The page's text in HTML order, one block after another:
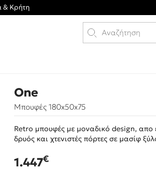
& Κρήτη
One
Μπουφές 180x50x75
Retro μπουφές με μοναδικό design, απο
δρυός και χτενιστές πόρτες σε μασίφ
1.447€